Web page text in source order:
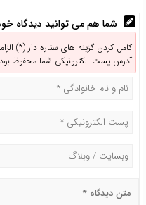
شما هم می توانید دیدگاه
کامل کردن گزینه های ستاره دار (*)
آدرس پست الکترونیکی شما محفوظ